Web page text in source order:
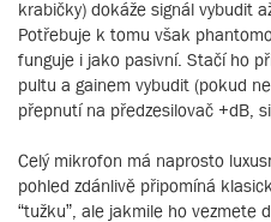
krabičky) dokáže signál vybudit
Potřebuje k tomu však
funguje i jako pasivní. Stačí ho
pultu a gainem vybudit (pokud
přepnutí na předzesilovač +dB,
Celý mikrofon má naprosto
pohled zdánlivě připomíná
“tužku”, ale jakmile ho vezmete